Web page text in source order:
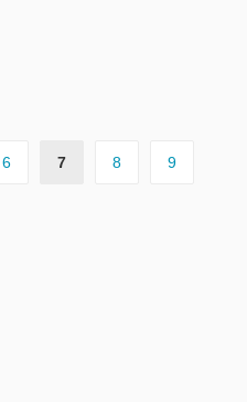
6 7 8 9